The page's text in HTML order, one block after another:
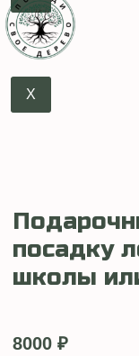
X
посадку
школы
8000 ₽